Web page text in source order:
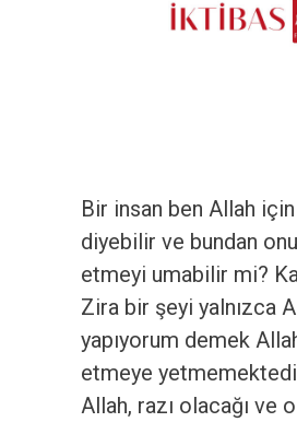
Bir insan ben Allah
diyebilir ve bundan
etmeyi umabilir mi?
Zira bir şeyi yalnızca
yapıyorum demek
etmeye
Allah, razı olacağı ve